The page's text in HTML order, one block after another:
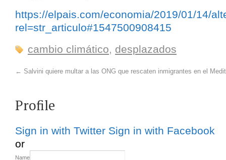
https://elpais.com/economia/2019/01/14/
rel=str_articulo#1547500908415
cambio climático, desplazados
← Salvini quiere multar a las ONG que rescaten inmigrantes en el
Profile
Sign in with Twitter Sign in with Facebook
or
Name